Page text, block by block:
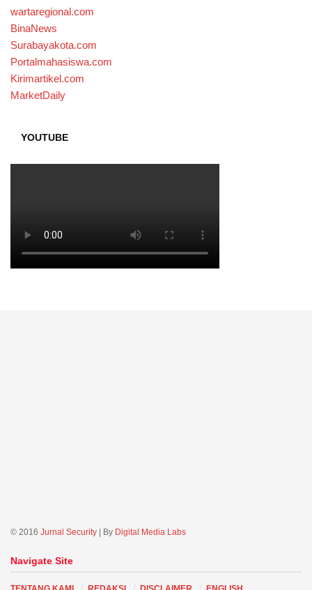
wartaregional.com
BinaNews
Surabayakota.com
Portalmahasiswa.com
Kirimartikel.com
MarketDaily
YOUTUBE
© 2016 Jurnal Security | By Digital Media Labs
Navigate Site